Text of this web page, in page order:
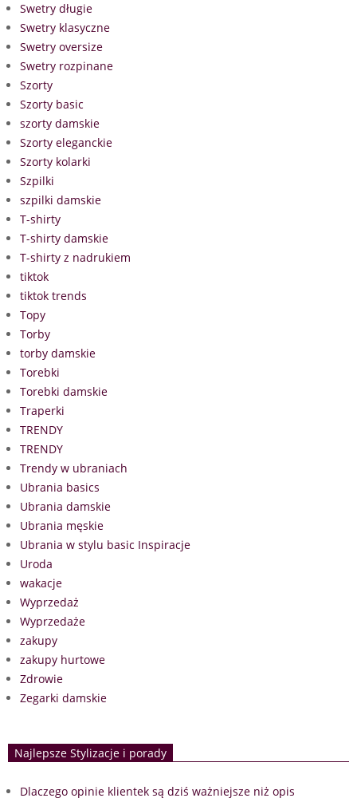
Swetry długie
Swetry klasyczne
Swetry oversize
Swetry rozpinane
Szorty
Szorty basic
szorty damskie
Szorty eleganckie
Szorty kolarki
Szpilki
szpilki damskie
T-shirty
T-shirty damskie
T-shirty z nadrukiem
tiktok
tiktok trends
Topy
Torby
torby damskie
Torebki
Torebki damskie
Traperki
TRENDY
TRENDY
Trendy w ubraniach
Ubrania basics
Ubrania damskie
Ubrania męskie
Ubrania w stylu basic Inspiracje
Uroda
wakacje
Wyprzedaż
Wyprzedaże
zakupy
zakupy hurtowe
Zdrowie
Zegarki damskie
Najlepsze Stylizacje i porady
Dlaczego opinie klientek są dziś ważniejsze niż opis